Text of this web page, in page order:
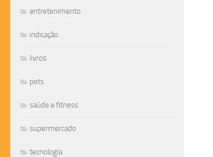
entretenimento
indicação
livros
pets
saúde e fitness
supermercado
tecnologia